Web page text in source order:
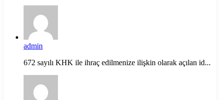
admin
672 sayılı KHK ile ihraç edilmenize ilişkin olarak açılan id...